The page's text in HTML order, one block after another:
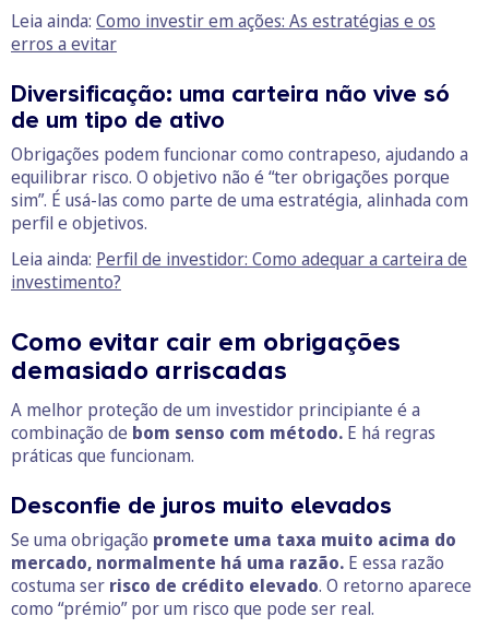
Leia ainda: Como investir em ações: As estratégias e os
erros a evitar
Diversificação: uma carteira não vive só
de um tipo de ativo
Obrigações podem funcionar como contrapeso, ajudando a
equilibrar risco. O objetivo não é “ter obrigações porque
sim”. É usá-las como parte de uma estratégia, alinhada com
perfil e objetivos.
Leia ainda: Perfil de investidor: Como adequar a carteira de
investimento?
Como evitar cair em obrigações
demasiado arriscadas
A melhor proteção de um investidor principiante é a
combinação de bom senso com método. E há regras
práticas que funcionam.
Desconfie de juros muito elevados
Se uma obrigação promete uma taxa muito acima do
mercado, normalmente há uma razão. E essa razão
costuma ser risco de crédito elevado. O retorno aparece
como “prémio” por um risco que pode ser real.